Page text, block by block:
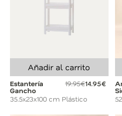
Añadir al carrito
Estantería
Gancho
19.95€14.95€
35.5x23x100 cm Plástico